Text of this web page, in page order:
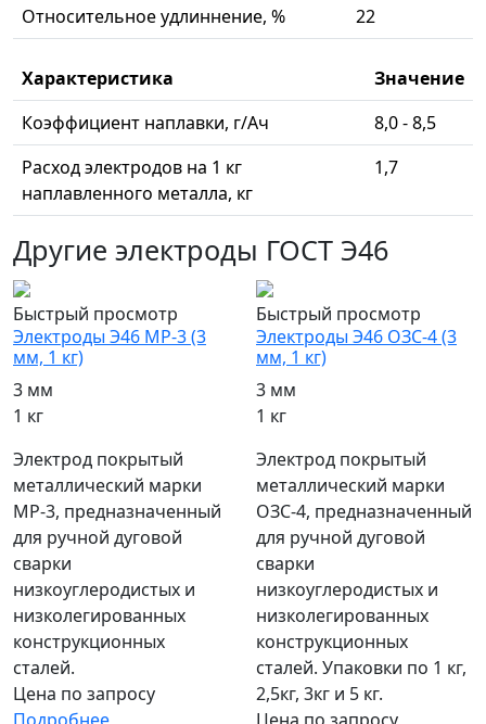
Относительное удлиннение, %
22
Характеристика
Значение
Коэффициент наплавки, г/Ач
8,0 - 8,5
Расход электродов на 1 кг
наплавленного металла, кг
1,7
Другие электроды ГОСТ Э46
Быстрый просмотр
Электроды Э46 МР-3 (3
мм, 1 кг)
3 мм
1 кг
Электрод покрытый
металлический марки
МР-3, предназначенный
для ручной дуговой
сварки
низкоуглеродистых и
низколегированных
конструкционных
сталей.
Цена по запросу
Быстрый просмотр
Электроды Э46 ОЗС-4 (3
мм, 1 кг)
3 мм
1 кг
Электрод покрытый
металлический марки
ОЗС-4, предназначенный
для ручной дуговой
сварки
низкоуглеродистых и
низколегированных
конструкционных
сталей. Упаковки по 1 кг,
2,5кг, 3кг и 5 кг.